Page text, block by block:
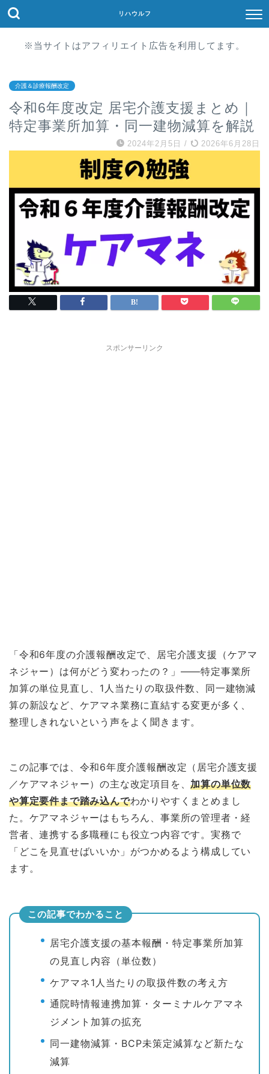
リハウルフ
※当サイトはアフィリエイト広告を利用してます。
介護＆診療報酬改定
令和6年度改定 居宅介護支援まとめ｜
特定事業所加算・同一建物減算を解説
2024年2月5日 / 2026年6月28日
スポンサーリンク
「令和6年度の介護報酬改定で、居宅介護支援（ケアマ
ネジャー）は何がどう変わったの？」——特定事業所
加算の単位見直し、1人当たりの取扱件数、同一建物減
算の新設など、ケアマネ業務に直結する変更が多く、
整理しきれないという声をよく聞きます。
この記事では、令和6年度介護報酬改定（居宅介護支援
／ケアマネジャー）の主な改定項目を、加算の単位数
や算定要件まで踏み込んでわかりやすくまとめまし
た。ケアマネジャーはもちろん、事業所の管理者・経
営者、連携する多職種にも役立つ内容です。実務で
「どこを見直せばいいか」がつかめるよう構成してい
ます。
この記事でわかること
居宅介護支援の基本報酬・特定事業所加算
の見直し内容（単位数）
ケアマネ1人当たりの取扱件数の考え方
通院時情報連携加算・ターミナルケアマネ
ジメント加算の拡充
同一建物減算・BCP未策定減算など新たな
減算